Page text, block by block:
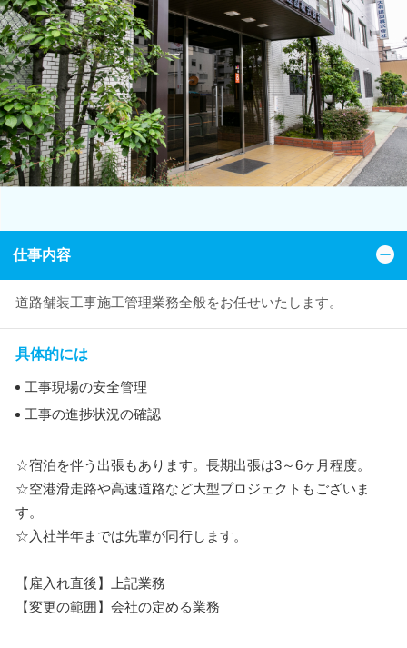
仕事内容
道路舗装工事施工管理業務全般をお任せいたします。
具体的には
工事現場の安全管理
工事の進捗状況の確認
☆宿泊を伴う出張もあります。長期出張は3～6ヶ月程度。
☆空港滑走路や高速道路など大型プロジェクトもございま
す。
☆入社半年までは先輩が同行します。
【雇入れ直後】上記業務
【変更の範囲】会社の定める業務